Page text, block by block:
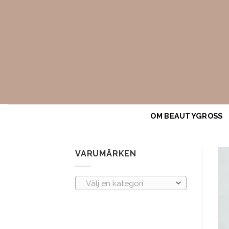
OM BEAUTYGROSS
VARUMÄRKEN
Välj en kategori